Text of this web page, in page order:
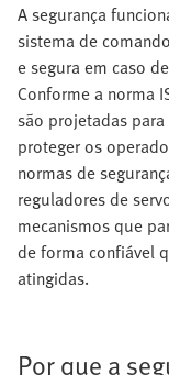
A segurança
sistema de
e segura em caso
Conforme a norma
são projetadas
proteger os
normas de
reguladores de
mecanismos que
de forma confiável
atingidas.
Por que a